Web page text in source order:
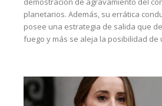
planetarios. Además, su errática
posee una estrategia de salida que
fuego y más se aleja la posibilidad de